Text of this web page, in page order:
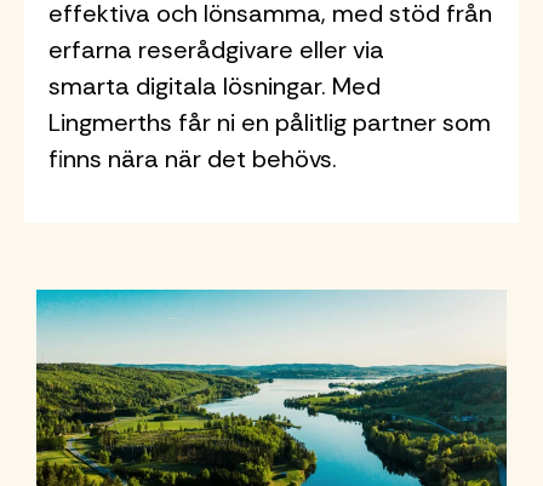
Du får
personlig
service
dygnet runt
från
Lingmerths
reser du
aldrig
ensam.
Lingmerths
reser du
aldrig ensam.
mer
Läs mer
Jobba hos
Lingmerths
Kundcase
Aktuellt
Huvudkontor
Samarbeten
Hållbarhetsrapport
resepolicy
Läs mer
effektiva och lönsamma, med stöd från
erfarna reserådgivare eller via
smarta digitala lösningar. Med
Lingmerths får ni en pålitlig partner som
finns nära när det behövs.